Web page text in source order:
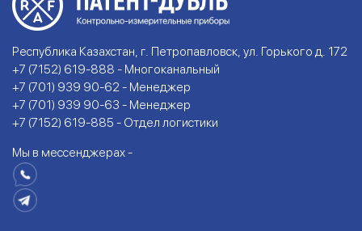
Республика Казахстан, г. Петропавловск, ул. Горького д. 172
+7 (7152) 619-888 - Многоканальный
+7 (701) 939 90-62 - Менеджер
+7 (701) 939 90-63 - Менеджер
+7 (7152) 619-885 - Отдел логистики
Мы в мессенджерах -